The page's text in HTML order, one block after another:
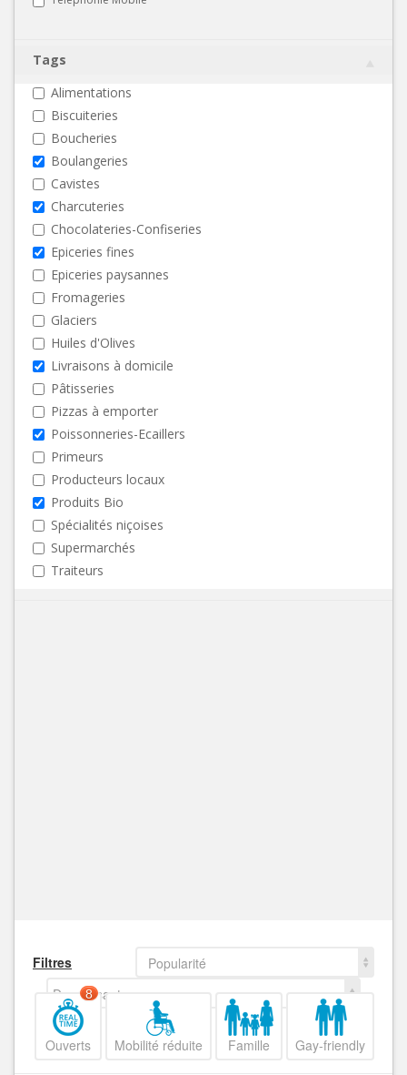
Tags
Alimentations
Biscuiteries
Boucheries
Boulangeries
Cavistes
Charcuteries
Chocolateries-Confiseries
Epiceries fines
Epiceries paysannes
Fromageries
Glaciers
Huiles d'Olives
Livraisons à domicile
Pâtisseries
Pizzas à emporter
Poissonneries-Ecaillers
Primeurs
Producteurs locaux
Produits Bio
Spécialités niçoises
Supermarchés
Traiteurs
Filtres
Popularité
Decroissant
Ouverts
8
Mobilité réduite Famille Gay-friendly